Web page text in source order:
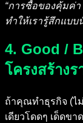
“การซื้อของคุ้มค่
ทำให้เรารู้สึกแบบ
4. Good /
โครงสร้าง
ถ้าคุณทำธุรกิจ (ไ
เดียวโดดๆ เด็ดข